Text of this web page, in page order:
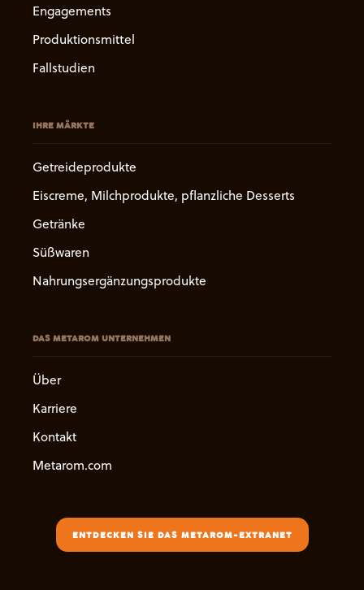
Engagements
Produktionsmittel
Fallstudien
IHRE MÄRKTE
Getreideprodukte
Eiscreme, Milchprodukte, pflanzliche Desserts
Getränke
Süßwaren
Nahrungsergänzungsprodukte
DAS METAROM UNTERNEHMEN
Über
Karriere
Kontakt
Metarom.com
ENTDECKEN SIE DAS METAROM-EXTRANET